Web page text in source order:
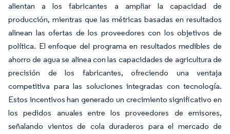
alientan a los fabricantes a ampliar la capacidad de
producción, mientras que las métricas basadas en resultados
alinean las ofertas de los proveedores con los objetivos de
política. El enfoque del programa en resultados medibles de
ahorro de agua se alinea con las capacidades de agricultura de
precisión de los fabricantes, ofreciendo una ventaja
competitiva para las soluciones integradas con tecnología.
Estos incentivos han generado un crecimiento significativo en
los pedidos anuales entre los proveedores de emisores,
señalando vientos de cola duraderos para el mercado de